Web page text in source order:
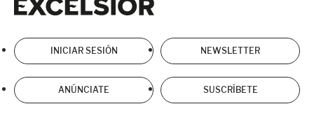
INICIAR SESIÓN NEWSLETTER
ANÚNCIATE SUSCRÍBETE